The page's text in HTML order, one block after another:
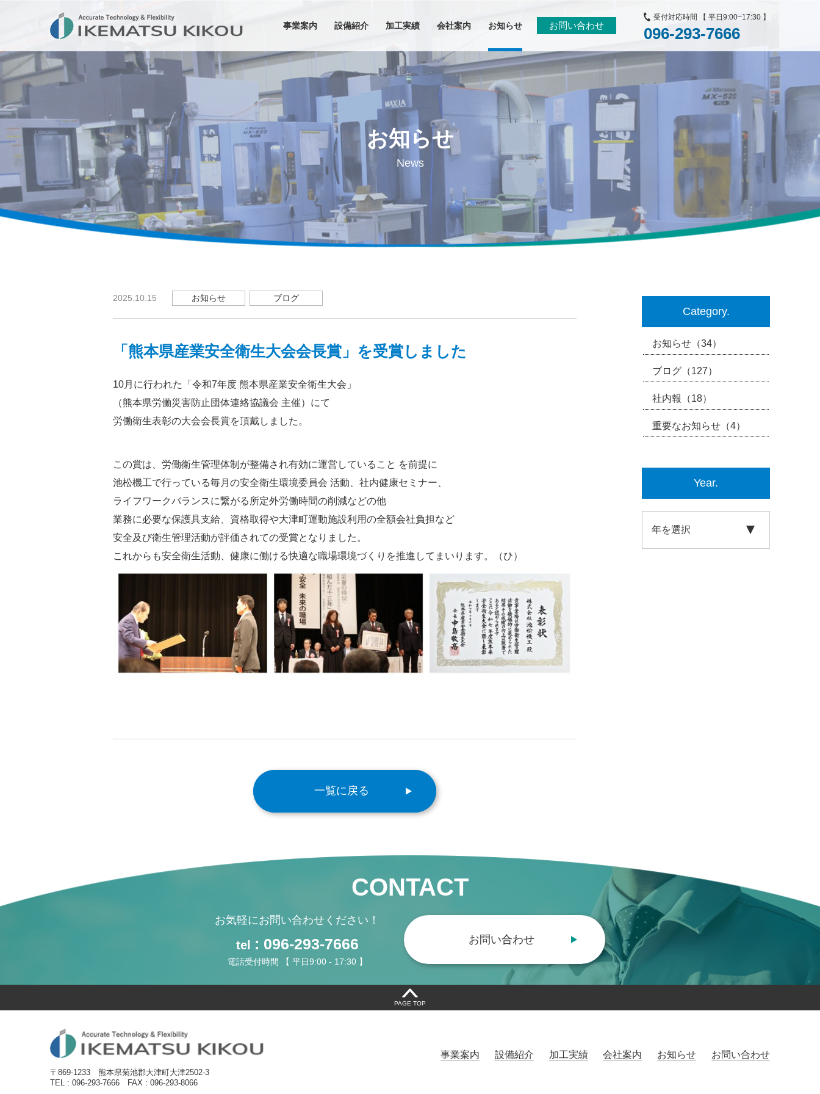
事業案内 設備紹介 加工実績 会社案内 お知らせ お問い合わせ
受付対応時間 【 平日9:00~17:30 】
096-293-7666
事業案内
設備紹介
加工実績
お知らせ
お知らせ
News
2025.10.15 お知らせ ブログ
「熊本県産業安全衛生大会会長賞」を受賞しました
10月に行われた「令和7年度 熊本県産業安全衛生大会」
（熊本県労働災害防止団体連絡協議会 主催）にて
労働衛生表彰の大会会長賞を頂戴しました。
この賞は、労働衛生管理体制が整備され有効に運営していること を前提に
池松機工で行っている毎月の安全衛生環境委員会 活動、社内健康セミナー、
ライフワークバランスに繋がる所定外労働時間の削減などの他
業務に必要な保護具支給、資格取得や大津町運動施設利用の全額会社負担など
安全及び衛生管理活動が評価されての受賞となりました。
これからも安全衛生活動、健康に働ける快適な職場環境づくりを推進してまいります。（ひ）
一覧に戻る
Category.
お知らせ （34）
ブログ （127）
社内報 （18）
重要なお知らせ （4）
Year.
CONTACT
お気軽にお問い合わせください！
tel : 096-293-7666
電話受付時間 【 平日9:00 - 17:30 】
お問い合わせ
PAGE TOP
〒869-1233
熊本県菊池郡大津町大津2502-3
TEL : 096-293-7666
FAX : 096-293-8066
事業案内 設備紹介 加工実績 会社案内 お知らせ お問い合わせ